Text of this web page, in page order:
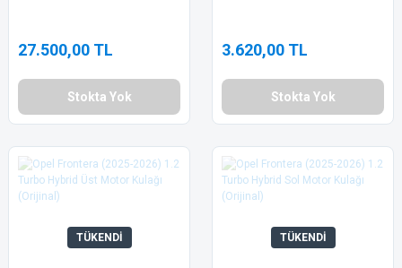
27.500,00 TL
Stokta Yok
3.620,00 TL
Stokta Yok
TÜKENDİ TÜKENDİ